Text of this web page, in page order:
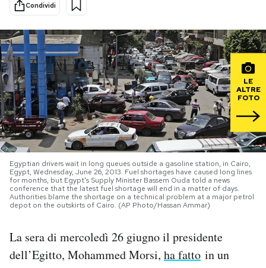
Cultura
Economia
Sport
Altrecose
Mondiali calcio 2026
PODCAST
NEWSLETTER
I MIEI PREFERITI
CALENDARIO
Condividi
LE
ALTRE
FOTO
Egyptian drivers wait in long queues outside a gasoline station, in Cairo,
Egypt, Wednesday, June 26, 2013. Fuel shortages have caused long lines
for months, but Egypt's Supply Minister Bassem Ouda told a news
conference that the latest fuel shortage will end in a matter of days.
Authorities blame the shortage on a technical problem at a major petrol
depot on the outskirts of Cairo. (AP Photo/Hassan Ammar)
La sera di mercoledì 26 giugno il presidente
dell’Egitto, Mohammed Morsi, ha fatto in un